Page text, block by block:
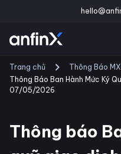
Trang chủ
Thông Báo
Thông Báo Ban Hành Mức Ký
07/05/2026
Thông báo